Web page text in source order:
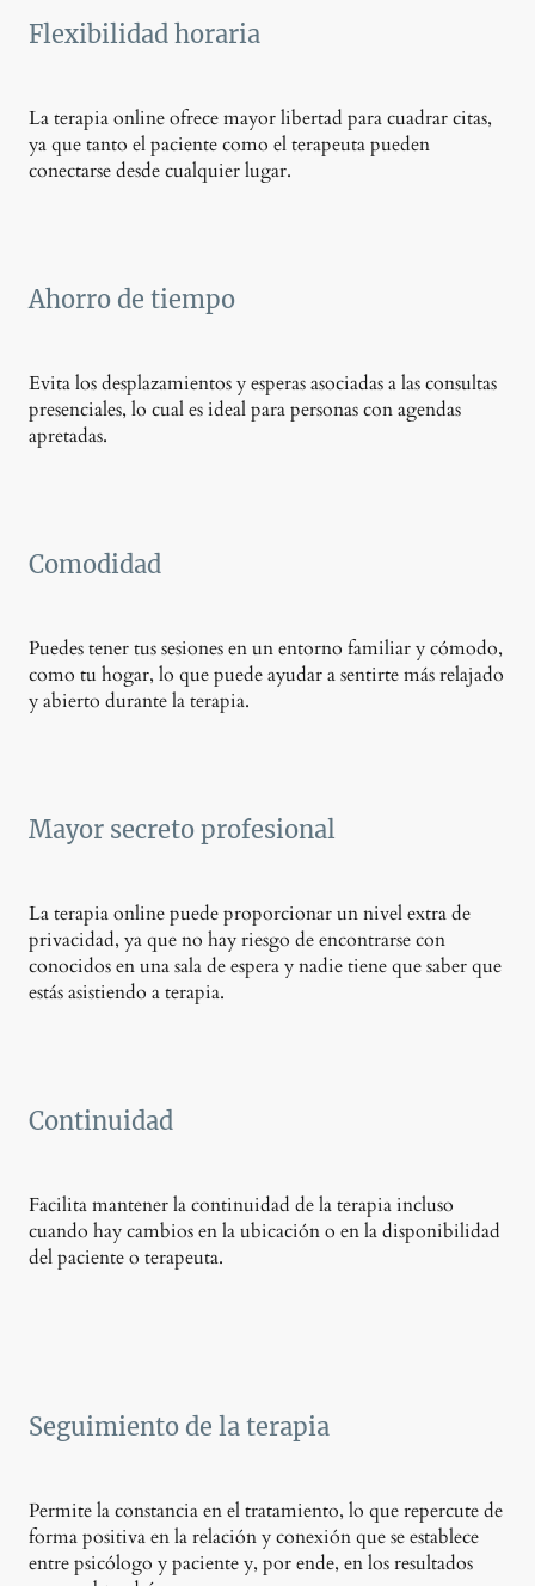
Flexibilidad horaria
La terapia online ofrece mayor libertad para cuadrar citas,
ya que tanto el paciente como el terapeuta pueden
conectarse desde cualquier lugar.
Ahorro de tiempo
Evita los desplazamientos y esperas asociadas a las consultas
presenciales, lo cual es ideal para personas con agendas
apretadas.
Comodidad
Puedes tener tus sesiones en un entorno familiar y cómodo,
como tu hogar, lo que puede ayudar a sentirte más relajado
y abierto durante la terapia.
Mayor secreto profesional
La terapia online puede proporcionar un nivel extra de
privacidad, ya que no hay riesgo de encontrarse con
conocidos en una sala de espera y nadie tiene que saber que
estás asistiendo a terapia.
Continuidad
Facilita mantener la continuidad de la terapia incluso
cuando hay cambios en la ubicación o en la disponibilidad
del paciente o terapeuta.
Seguimiento de la terapia
Permite la constancia en el tratamiento, lo que repercute de
forma positiva en la relación y conexión que se establece
entre psicólogo y pacientey, por ende, en los resultados